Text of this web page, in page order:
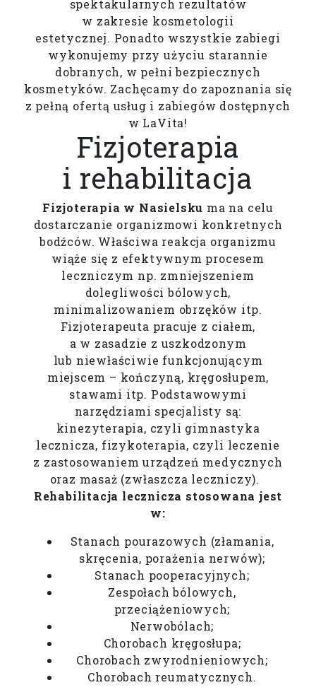
spektakularnych rezultatów
w zakresie kosmetologii
estetycznej. Ponadto wszystkie zabiegi
wykonujemy przy użyciu starannie
dobranych, w pełni bezpiecznych
kosmetyków. Zachęcamy do zapoznania się
z pełną ofertą usług i zabiegów dostępnych
w LaVita!
Fizjoterapia
i rehabilitacja
Fizjoterapia w Nasielsku ma na celu
dostarczanie organizmowi konkretnych
bodźców. Właściwa reakcja organizmu
wiąże się z efektywnym procesem
leczniczym np. zmniejszeniem
dolegliwości bólowych,
minimalizowaniem obrzęków itp.
Fizjoterapeuta pracuje z ciałem,
a w zasadzie z uszkodzonym
lub niewłaściwie funkcjonującym
miejscem – kończyną, kręgosłupem,
stawami itp. Podstawowymi
narzędziami specjalisty są:
kinezyterapia, czyli gimnastyka
lecznicza, fizykoterapia, czyli leczenie
z zastosowaniem urządzeń medycznych
oraz masaż (zwłaszcza leczniczy).
Rehabilitacja lecznicza stosowana jest
w:
Stanach pourazowych (złamania,
skręcenia, porażenia nerwów);
Stanach pooperacyjnych;
Zespołach bólowych,
przeciążeniowych;
Nerwobólach;
Chorobach kręgosłupa;
Chorobach zwyrodnieniowych;
Chorobach reumatycznych.